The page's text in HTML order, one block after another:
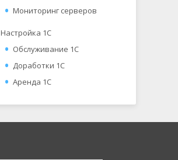
Мониторинг серверов
Настройка 1С
Обслуживание 1С
Доработки 1С
Аренда 1С